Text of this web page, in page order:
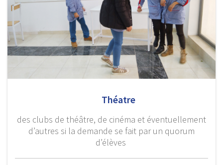
Théatre
des clubs de théâtre, de cinéma et éventuellement
d’autres si la demande se fait par un quorum
d’élèves